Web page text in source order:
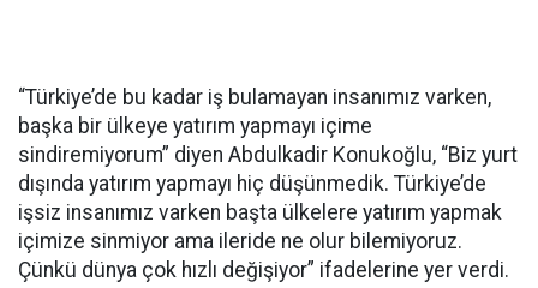
“Türkiye’de bu kadar iş bulamayan insanımız varken,
başka bir ülkeye yatırım yapmayı içime
sindiremiyorum” diyen Abdulkadir Konukoğlu, “Biz yurt
dışında yatırım yapmayı hiç düşünmedik. Türkiye’de
işsiz insanımız varken başta ülkelere yatırım yapmak
içimize sinmiyor ama ileride ne olur bilemiyoruz.
Çünkü dünya çok hızlı değişiyor” ifadelerine yer verdi.